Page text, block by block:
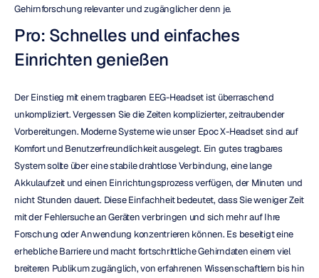
Gehirnforschung relevanter und zugänglicher denn je.
Pro: Schnelles und einfaches
Einrichten genießen
Der Einstieg mit einem tragbaren EEG-Headset ist überraschend
unkompliziert. Vergessen Sie die Zeiten komplizierter, zeitraubender
Vorbereitungen. Moderne Systeme wie unser Epoc X-Headset sind auf
Komfort und Benutzerfreundlichkeit ausgelegt. Ein gutes tragbares
System sollte über eine stabile drahtlose Verbindung, eine lange
Akkulaufzeit und einen Einrichtungsprozess verfügen, der Minuten und
nicht Stunden dauert. Diese Einfachheit bedeutet, dass Sie weniger Zeit
mit der Fehlersuche an Geräten verbringen und sich mehr auf Ihre
Forschung oder Anwendung konzentrieren können. Es beseitigt eine
erhebliche Barriere und macht fortschrittliche Gehirndaten einem viel
breiteren Publikum zugänglich, von erfahrenen Wissenschaftlern bis hin